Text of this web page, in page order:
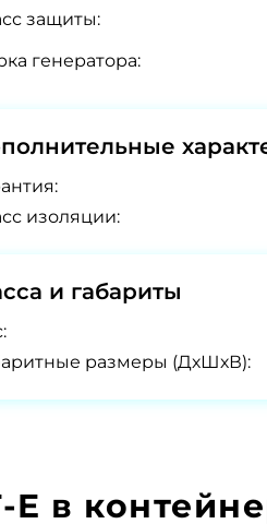
защиты:
генератора:
изоляции:
и габариты
размеры (ДхШхВ):
E в